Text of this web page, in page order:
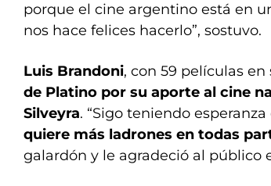
porque el cine argentino está en
nos hace felices hacerlo”, sostuvo.
Luis Brandoni, con 59 películas
de Platino por su aporte al cine
Silveyra. “Sigo teniendo
quiere más ladrones en todas
galardón y le agradeció al público